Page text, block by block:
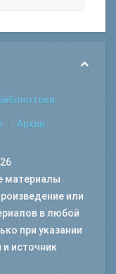
Архив
материалы
или
в любой
при указании
источник